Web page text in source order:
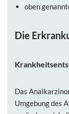
oben
Die
Das
Umgebung des